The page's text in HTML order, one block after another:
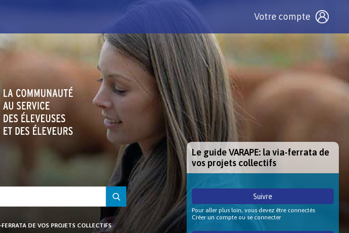
Votre compte
DE VOS PROJETS COLLECTIFS
Le guide VARAPE: la via-ferrata de
vos projets collectifs
Suivre
Pour aller plus loin, vous devez être connectés
Créer un compte ou se connecter